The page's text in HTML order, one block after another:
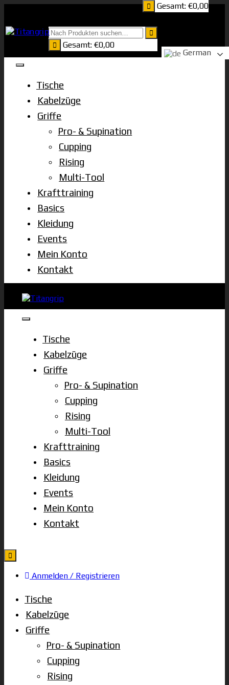
springen
Gesamt: €0,00
Tische
Kabelzüge
Griffe
Pro- & Supination
Cupping
Rising
Multi-Tool
Krafttraining
Basics
Kleidung
Events
Mein Konto
Kontakt
Gesamt: €0,00
Tische
Kabelzüge
Griffe
Pro- & Supination
Cupping
Rising
Multi-Tool
Krafttraining
Basics
Kleidung
Events
Mein Konto
Kontakt
Anmelden / Registrieren
Tische
Kabelzüge
Griffe
Pro- & Supination
Cupping
Rising
German